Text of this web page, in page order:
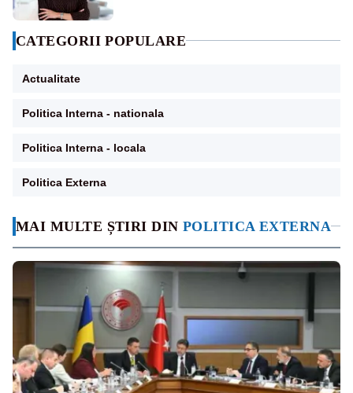
MAI MULTE ȘTIRI DIN POLITICA EXTERNA
CATEGORII POPULARE
Actualitate
Politica Interna - nationala
Politica Interna - locala
Politica Externa